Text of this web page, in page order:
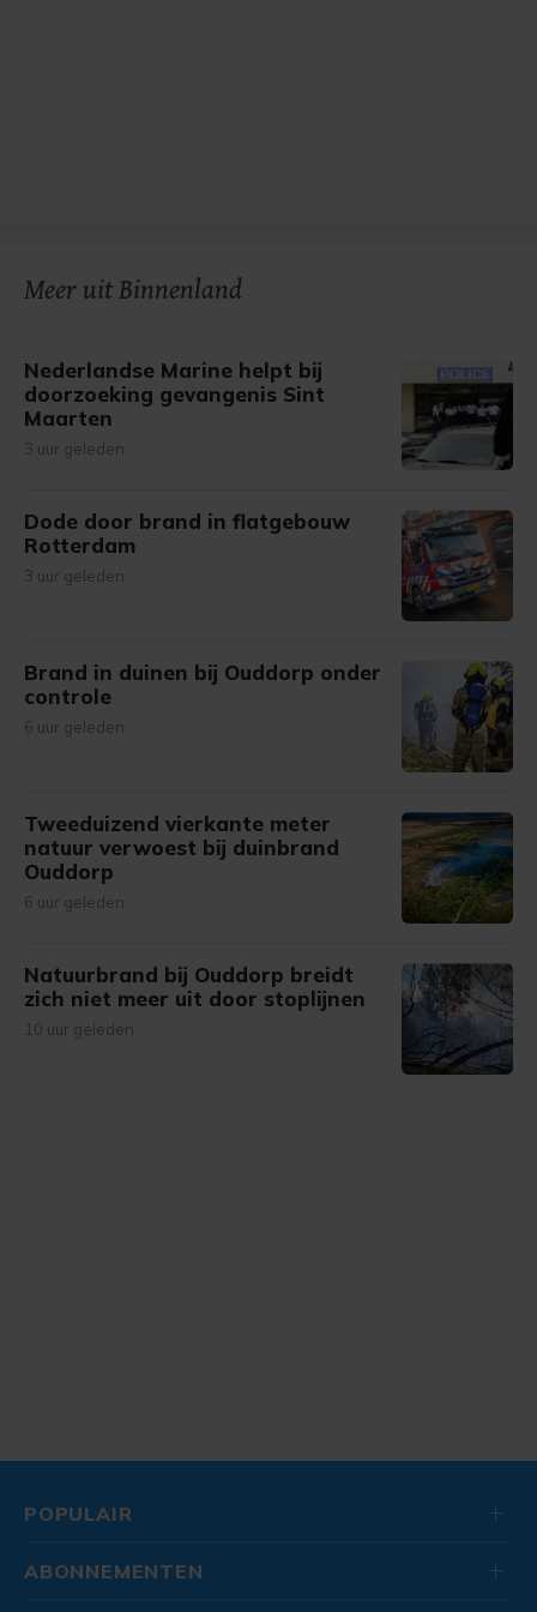
Meer uit Binnenland
Nederlandse Marine helpt bij
doorzoeking gevangenis Sint
Maarten
3 uur geleden
Dode door brand in flatgebouw
Rotterdam
3 uur geleden
Brand in duinen bij Ouddorp onder
controle
6 uur geleden
Tweeduizend vierkante meter
natuur verwoest bij duinbrand
Ouddorp
6 uur geleden
Natuurbrand bij Ouddorp breidt
zich niet meer uit door stoplijnen
10 uur geleden
POPULAIR
ABONNEMENTEN